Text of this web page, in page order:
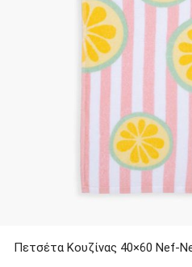
Πετσέτα Κουζίνας 40×60 Nef-